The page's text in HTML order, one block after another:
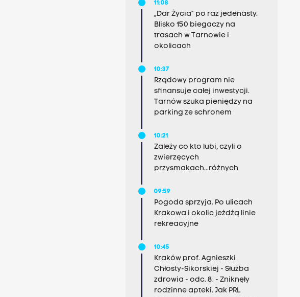
11:08
„Dar Życia” po raz jedenasty.
Blisko 150 biegaczy na
trasach w Tarnowie i
okolicach
10:37
Rządowy program nie
sfinansuje całej inwestycji.
Tarnów szuka pieniędzy na
parking ze schronem
10:21
Zależy co kto lubi, czyli o
zwierzęcych
przysmakach...różnych
09:59
Pogoda sprzyja. Po ulicach
Krakowa i okolic jeżdżą linie
rekreacyjne
10:45
Kraków prof. Agnieszki
Chłosty-Sikorskiej - Służba
zdrowia - odc. 8. - Zniknęły
rodzinne apteki. Jak PRL